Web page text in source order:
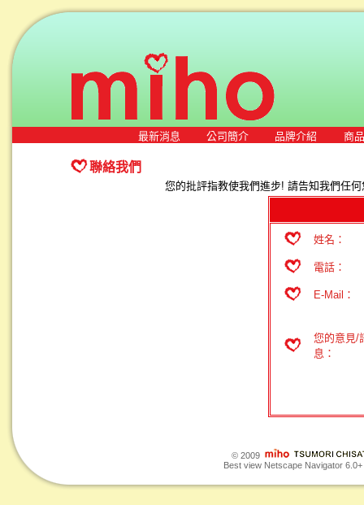
最新消息 公司簡介 品牌介紹 商
聯絡我們
您的批評指教使我們進步! 請告知我們任
姓名：
電話：
E-Mail：
您的意見/
息：
© 2009
Best view Netscape Navigator